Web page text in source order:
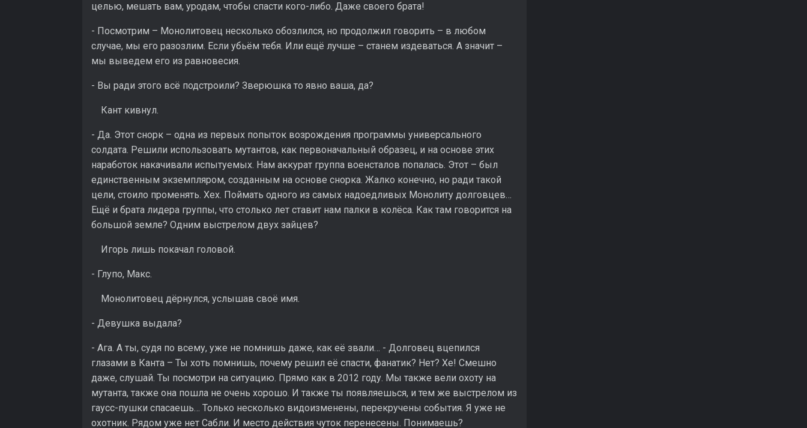
целью, мешать вам, уродам, чтобы спасти кого-либо. Даже своего брата!
- Посмотрим – Монолитовец несколько обозлился, но продолжил говорить – в любом
случае, мы его разозлим. Если убьём тебя. Или ещё лучше – станем издеваться. А значит –
мы выведем его из равновесия.
- Вы ради этого всё подстроили? Зверюшка то явно ваша, да?
Кант кивнул.
- Да. Этот снорк – одна из первых попыток возрождения программы универсального
солдата. Решили использовать мутантов, как первоначальный образец, и на основе этих
наработок накачивали испытуемых. Нам аккурат группа военсталов попалась. Этот – был
единственным экземпляром, созданным на основе снорка. Жалко конечно, но ради такой
цели, стоило променять. Хех. Поймать одного из самых надоедливых Монолиту долговцев…
Ещё и брата лидера группы, что столько лет ставит нам палки в колёса. Как там говорится на
большой земле? Одним выстрелом двух зайцев?
Игорь лишь покачал головой.
- Глупо, Макс.
Монолитовец дёрнулся, услышав своё имя.
- Девушка выдала?
- Ага. А ты, судя по всему, уже не помнишь даже, как её звали… - Долговец вцепился
глазами в Канта – Ты хоть помнишь, почему решил её спасти, фанатик? Нет? Хе! Смешно
даже, слушай. Ты посмотри на ситуацию. Прямо как в 2012 году. Мы также вели охоту на
мутанта, также она пошла не очень хорошо. И также ты появляешься, и тем же выстрелом из
гаусс-пушки спасаешь… Только несколько видоизменены, перекручены события. Я уже не
охотник. Рядом уже нет Сабли. И место действия чуток перенесены. Понимаешь?